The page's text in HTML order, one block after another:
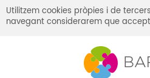
Utilitzem cookies pròpies i de
navegant considerarem que